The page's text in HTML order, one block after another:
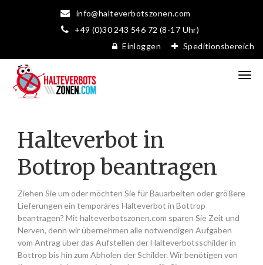
info@halteverbotszonen.com
+49 (0)30 243 546 72 (8-17 Uhr)
Einloggen
Speditionsbereich
Halteverbot in
Bottrop beantragen
Ziehen Sie um oder möchten Sie für Bauarbeiten oder größere
Lieferungen ein temporäres Halteverbot in Bottrop
beantragen? Mit halteverbotszonen.com sparen Sie Zeit und
Nerven, denn wir übernehmen alle notwendigen Aufgaben
vom Antrag über das Aufstellen der Halteverbotsschilder in
Bottrop bis hin zum Abholen der Schilder. Wir benötigen von